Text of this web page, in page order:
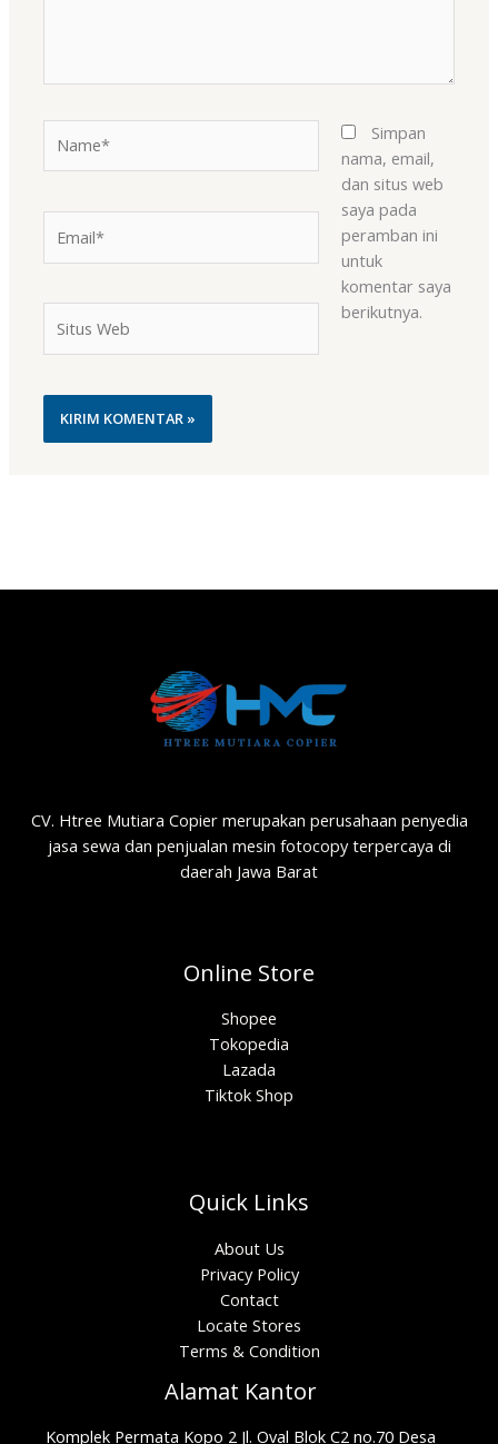
Web
Simpan
nama, email,
dan situs web
saya pada
peramban ini
untuk
komentar saya
berikutnya.
CV. Htree Mutiara Copier merupakan perusahaan penyedia
jasa sewa dan penjualan mesin fotocopy terpercaya di
daerah Jawa Barat
Online Store
Shopee
Tokopedia
Lazada
Tiktok Shop
Quick Links
About Us
Privacy Policy
Contact
Locate Stores
Terms & Condition
Alamat Kantor
Komplek Permata Kopo 2 Jl. Oval Blok C2 no.70 Desa